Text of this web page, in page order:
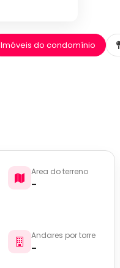
Imóveis do condomínio
Area do terreno
-
Andares por torre
-